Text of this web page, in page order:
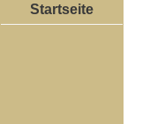
Startseite